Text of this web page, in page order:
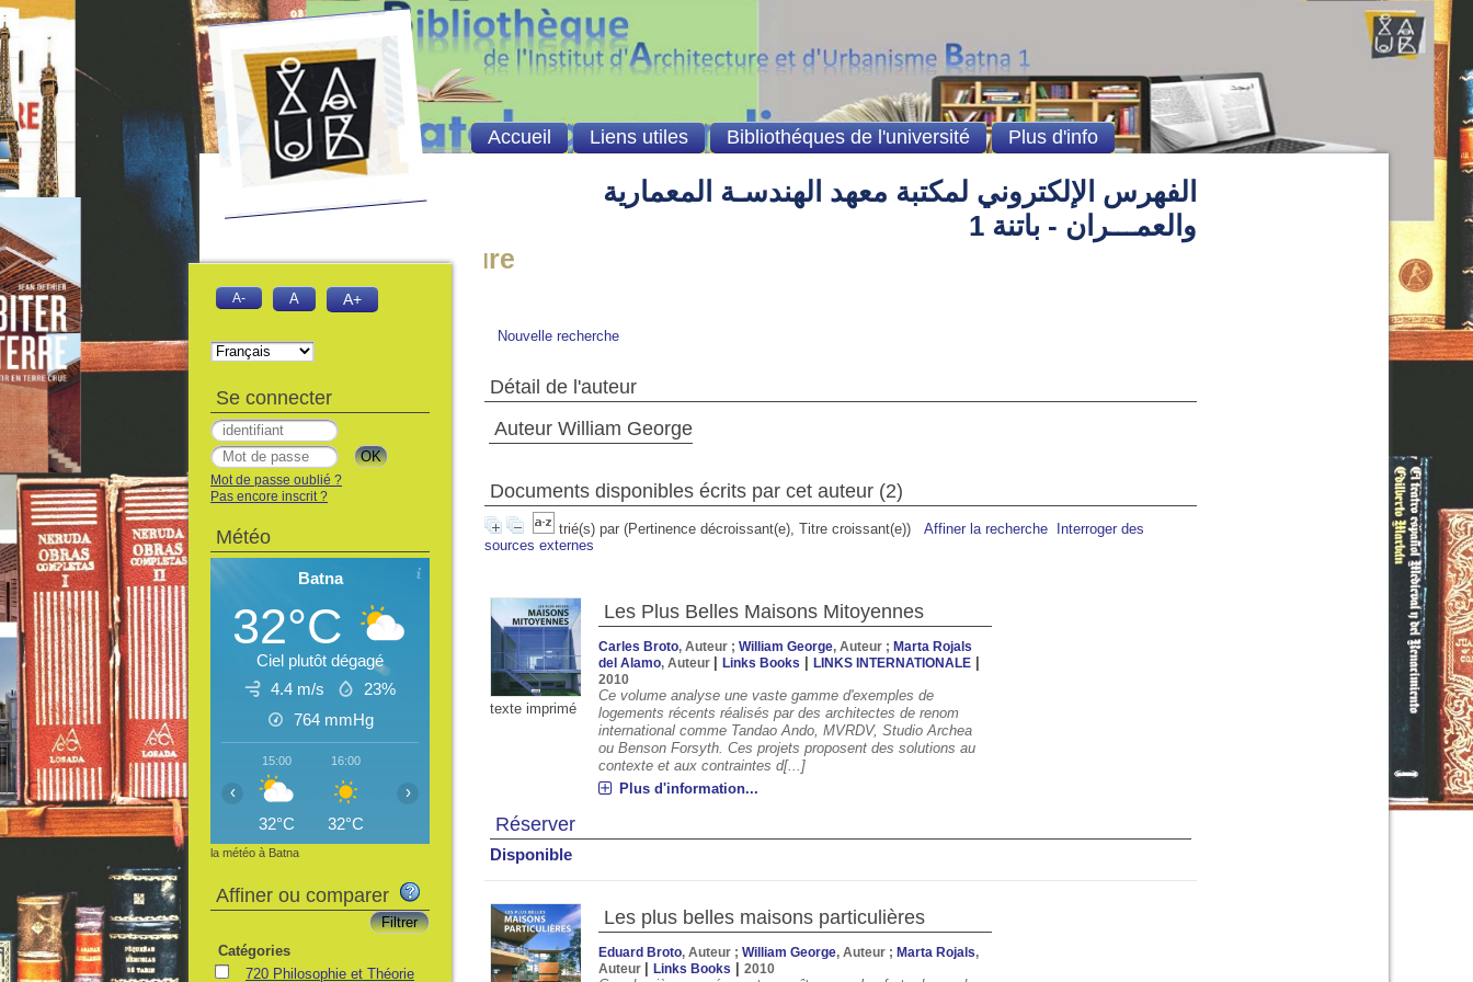
الفهرس الإلكتروني لمكتبة معهد الهندسـة المعمارية
والعمـــران - باتنة 1
de l' institut d'architecture
Nouvelle recherche
Détail de l'auteur
Auteur William George
Documents disponibles écrits par cet auteur (2)
trié(s) par (Pertinence décroissant(e), Titre croissant(e)) Affiner la recherche
Interroger des
sources externes
texte imprimé
Les Plus Belles Maisons Mitoyennes
Carles Broto, Auteur ;William George, Auteur ;Marta Rojals
del Alamo, Auteur |Links Books |LINKS INTERNATIONALE
2010
Ce volume analyse une vaste gamme d'exemples de
logements récents réalisés par des architectes de renom
international comme Tandao Ando, MVRDV, Studio Archea
ou Benson Forsyth. Ces projets proposent des solutions au
contexte et aux contraintes d[...]
Plus d'information...
Réserver
Disponible
Les plus belles maisons particulières
Eduard Broto, Auteur ;William George, Auteur ;Marta Rojals,
Auteur
|Links Books |2010
Accueil Liens utiles Bibliothéques de l'université Plus d'info
A- A A+
Se connecter
Mot de passe oublié ?
Pas encore inscrit ?
Météo
Batna
32°C
Ciel plutôt dégagé
4.4 m/s
23%
764 mmHg
15:00
32°C
16:00
32°C 30°C 28°C
20:00 21:00 22:00 23:00 08:00
‹ ›
la météo à Batna
Affiner ou comparer
Catégories
720 Philosophie et Théorie